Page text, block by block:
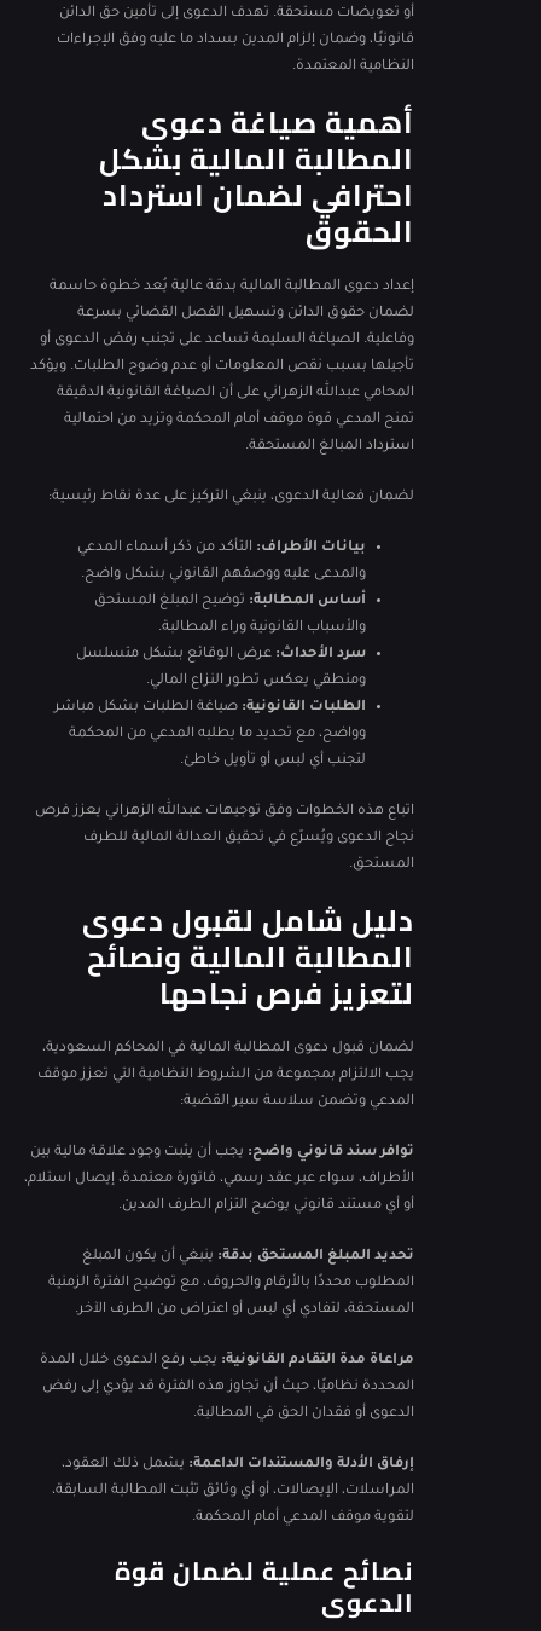
أو تعويضات مستحقة. تهدف الدعوى إلى تأمين حق الدائن
قانونيًا، وضمان إلزام المدين بسداد ما عليه وفق الإجراءات
النظامية المعتمدة.
أهمية صياغة دعوى
المطالبة المالية بشكل
احترافي لضمان استرداد
الحقوق
إعداد دعوى المطالبة المالية بدقة عالية يُعد خطوة حاسمة
لضمان حقوق الدائن وتسهيل الفصل القضائي بسرعة
وفاعلية. الصياغة السليمة تساعد على تجنب رفض الدعوى أو
تأجيلها بسبب نقص المعلومات أو عدم وضوح الطلبات. ويؤكد
المحامي عبدالله الزهراني على أن الصياغة القانونية الدقيقة
تمنح المدعي قوة موقف أمام المحكمة وتزيد من احتمالية
استرداد المبالغ المستحقة.
لضمان فعالية الدعوى، ينبغي التركيز على عدة نقاط رئيسية:
بيانات الأطراف: التأكد من ذكر أسماء المدعي
والمدعى عليه ووصفهم القانوني بشكل واضح.
أساس المطالبة: توضيح المبلغ المستحق
والأسباب القانونية وراء المطالبة.
سرد الأحداث: عرض الوقائع بشكل متسلسل
ومنطقي يعكس تطور النزاع المالي.
الطلبات القانونية: صياغة الطلبات بشكل مباشر
وواضح، مع تحديد ما يطلبه المدعي من المحكمة
لتجنب أي لبس أو تأويل خاطئ.
اتباع هذه الخطوات وفق توجيهات عبدالله الزهراني يعزز فرص
نجاح الدعوى ويُسرّع في تحقيق العدالة المالية للطرف
المستحق.
دليل شامل لقبول دعوى
المطالبة المالية ونصائح
لتعزيز فرص نجاحها
لضمان قبول دعوى المطالبة المالية في المحاكم السعودية،
يجب الالتزام بمجموعة من الشروط النظامية التي تعزز موقف
المدعي وتضمن سلاسة سير القضية:
توافر سند قانوني واضح: يجب أن يثبت وجود علاقة مالية بين
الأطراف، سواء عبر عقد رسمي، فاتورة معتمدة، إيصال استلام،
أو أي مستند قانوني يوضح التزام الطرف المدين.
تحديد المبلغ المستحق بدقة: ينبغي أن يكون المبلغ
المطلوب محددًا بالأرقام والحروف، مع توضيح الفترة الزمنية
المستحقة، لتفادي أي لبس أو اعتراض من الطرف الآخر.
مراعاة مدة التقادم القانونية: يجب رفع الدعوى خلال المدة
المحددة نظاميًا، حيث أن تجاوز هذه الفترة قد يؤدي إلى رفض
الدعوى أو فقدان الحق في المطالبة.
إرفاق الأدلة والمستندات الداعمة: يشمل ذلك العقود،
المراسلات، الإيصالات، أو أي وثائق تثبت المطالبة السابقة،
لتقوية موقف المدعي أمام المحكمة.
نصائح عملية لضمان قوة
الدعوى